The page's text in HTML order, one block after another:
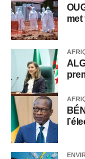
met